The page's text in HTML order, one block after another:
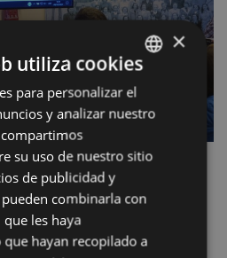
Yolanda Ruiz Urbón,
del término, ha
integran el territorio del
importancia de la jurisdicción,
BASQUE
SPANISH
×
utiliza cookies
para personalizar el
y analizar nuestro
su uso de nuestro sitio
de publicidad y
combinarla con
les haya
hayan recopilado a